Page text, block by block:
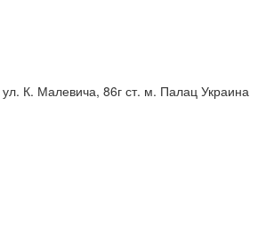
ул. К. Малевича, 86г ст. м. Палац Украина